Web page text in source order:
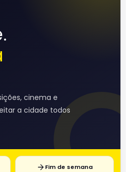
cinema e
a cidade todos
Fim de semana